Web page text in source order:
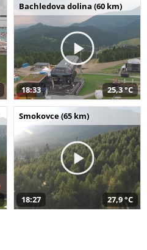
Bachledova dolina (60 km)
18:33 25,3 °C
Smokovce (65 km)
18:27 27,9 °C